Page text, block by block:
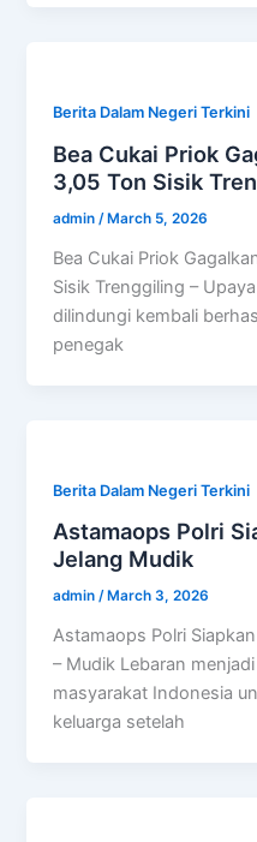
Berita Dalam Negeri Terkini
Bea Cukai Priok
3,05 Ton Sisik
admin/March 5, 2026
Bea Cukai Priok
Sisik Trenggiling –
dilindungi kembali
penegak
Berita Dalam Negeri Terkini
Astamaops Polri
Jelang Mudik
admin/ March 3, 2026
Astamaops Polri
– Mudik Lebaran
masyarakat Indonesia
keluarga setelah